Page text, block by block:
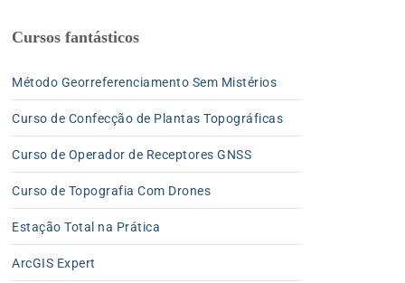
Cursos fantásticos
Método Georreferenciamento Sem Mistérios
Curso de Confecção de Plantas Topográficas
Curso de Operador de Receptores GNSS
Curso de Topografia Com Drones
Estação Total na Prática
ArcGIS Expert